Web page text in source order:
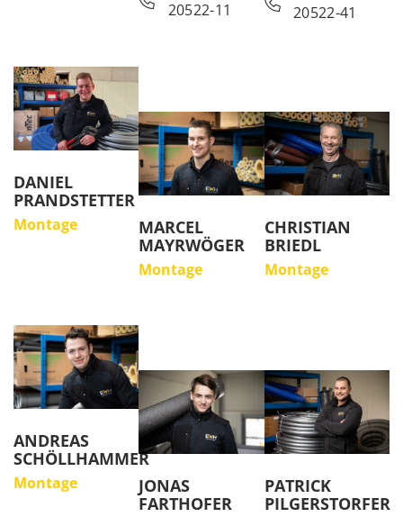
20522-11
20522-41
DANIEL
PRANDSTETTER
Montage
MARCEL
MAYRWÖGER
Montage
CHRISTIAN
BRIEDL
Montage
ANDREAS
SCHÖLLHAMMER
Montage
JONAS
FARTHOFER
PATRICK
PILGERSTORFER